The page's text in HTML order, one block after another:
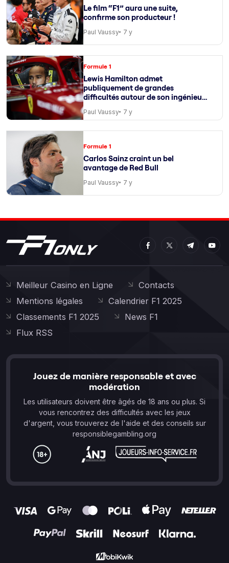
Le film “F1” aura une suite,
confirme son producteur !
Paul Vaussy 7 y
Formule 1
Lewis Hamilton admet
publiquement de grandes
difficultés autour de son ingénieur
Paul Vaussy 7 y
Formule 1
Carlos Sainz craint un bel
avantage de Red Bull
Paul Vaussy 7 y
Meilleur Casino en Ligne
Contacts
Mentions légales
Calendrier F1 2025
Classements F1 2025
News F1
Flux RSS
Jouez de manière responsable et avec
modération
Les utilisateurs doivent être âgés de 18 ans ou plus. Si
vous rencontrez des difficultés avec les jeux
d'argent, vous trouverez de l'aide et des conseils sur
responsiblegambling.org